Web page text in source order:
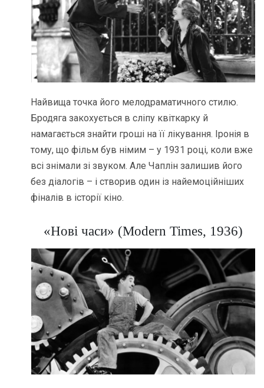
Найвища точка його мелодраматичного стилю.
Бродяга закохується в сліпу квіткарку й
намагається знайти гроші на її лікування. Іронія в
тому, що фільм був німим – у 1931 році, коли вже
всі знімали зі звуком. Але Чаплін залишив його
без діалогів – і створив один із найемоційніших
фіналів в історії кіно.
«Нові часи» (Modern Times, 1936)